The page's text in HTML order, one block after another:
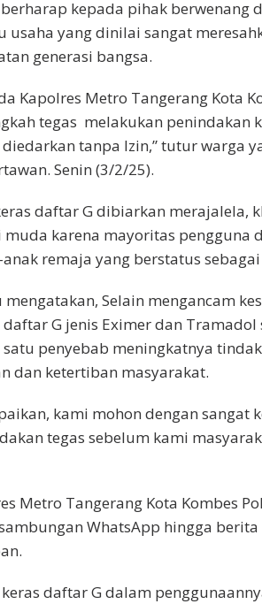
kepada pihak berwenang
usaha yang dinilai sangat
generasi bangsa.
Kapolres Metro Tangerang Kota
tegas melakukan penindakan
tanpa Izin,” tutur warga
Senin (3/2/25).
daftar G dibiarkan merajalela,
muda karena mayoritas pengguna
remaja yang berstatus
Selain mengancam
G jenis Eximer dan
penyebab meningkatnya
dan ketertiban masyarakat.
kami mohon dengan sangat
tegas sebelum kami
Metro Tangerang Kota Kombes
WhatsApp hingga
daftar G dalam